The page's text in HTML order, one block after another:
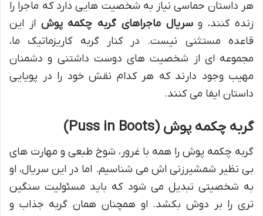
هر داستان حماسی نیاز به شخصیت هایی دارد که ماجرا را
زنده کنند، وسریال ماجراهای گربه چکمه پوش از این
قاعده مستثنی نیست. در کنار گربه کاریزماتیک ما،
مجموعه ای از شخصیت های دوست داشتنی و دشمنان
مهیب وجود دارند که هر کدام نقش خود را در پویایی
داستان ایفا می کنند.
گربه چکمه پوش (Puss in Boots)
گربه چکمه پوش را همه با غرور، شوخ طبعی و مهارت های
بی نظیر شمشیرزنی اش می شناسیم. اما در این سریال، او
به شخصیتی تبدیل می شود که باید مسئولیت سنگین
تری را بر دوش بکشد. او همچنان همان گربه جذاب و